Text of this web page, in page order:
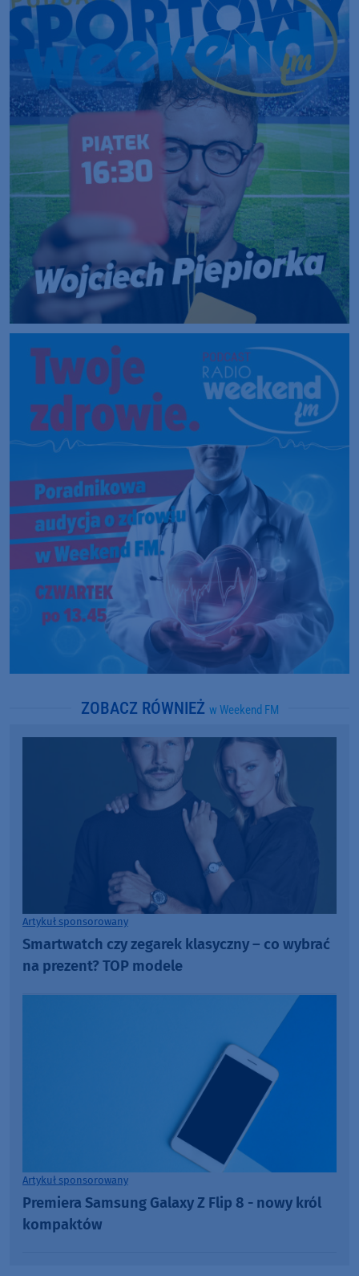
ZOBACZ RÓWNIEŻ w Weekend FM
Artykuł sponsorowany
Smartwatch czy zegarek klasyczny – co wybrać
na prezent? TOP modele
Artykuł sponsorowany
Premiera Samsung Galaxy Z Flip 8 - nowy król
kompaktów